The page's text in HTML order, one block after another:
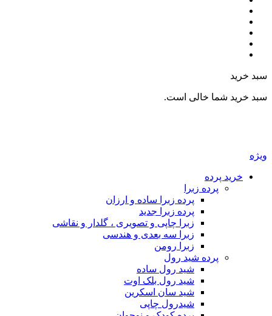
خرید
خرید شما خالی است.
خرید پرده
پرده زبرا
پرده زبرا ساده و ارزان
پرده زبرا جدید
زبرا چاپی و تصویری ، گلدار و نقاشی
زبرا سه بعدی و هندسی
زبرا رومن
پرده شید رول
شید رول ساده
شید رول بلک اوت
شید سان اسکرین
شیدرول چاپی